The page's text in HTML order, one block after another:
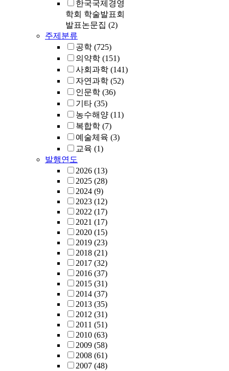
한국국제경영
학회 학술발표회
발표논문집 (2)
주제분류
공학 (725)
의약학 (151)
사회과학 (141)
자연과학 (52)
인문학 (36)
기타 (35)
농수해양 (11)
복합학 (7)
예술체육 (3)
교육 (1)
발행연도
2026 (13)
2025 (28)
2024 (9)
2023 (12)
2022 (17)
2021 (17)
2020 (15)
2019 (23)
2018 (21)
2017 (32)
2016 (37)
2015 (31)
2014 (37)
2013 (35)
2012 (31)
2011 (51)
2010 (63)
2009 (58)
2008 (61)
2007 (48)